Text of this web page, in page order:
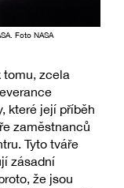
Foto NASA
tomu, zcela
které její příběh
zaměstnanců
Tyto tváře
zásadní
že jsou